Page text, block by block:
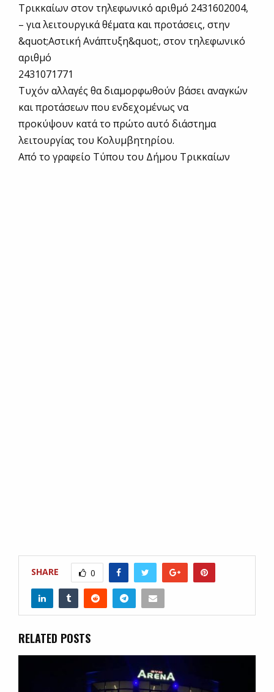
Τρικκαίων στον τηλεφωνικό αριθμό 2431602004,
– για λειτουργικά θέματα και προτάσεις, στην
&quot;Αστική Ανάπτυξη&quot;, στον τηλεφωνικό
αριθμό
2431071771
Τυχόν αλλαγές θα διαμορφωθούν βάσει αναγκών
και προτάσεων που ενδεχομένως να
προκύψουν κατά το πρώτο αυτό διάστημα
λειτουργίας του Κολυμβητηρίου.
Από το γραφείο Τύπου του Δήμου Τρικκαίων
SHARE 0
RELATED POSTS